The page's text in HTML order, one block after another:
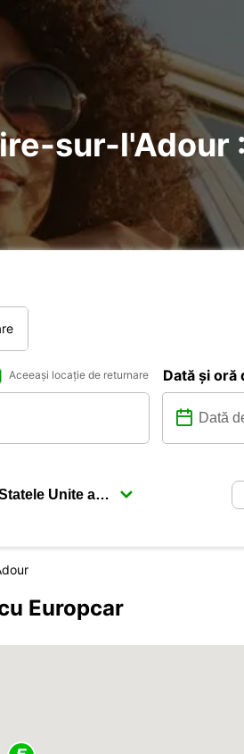
sur-
Aceeași locație de returnare Dată și oră
Europcar